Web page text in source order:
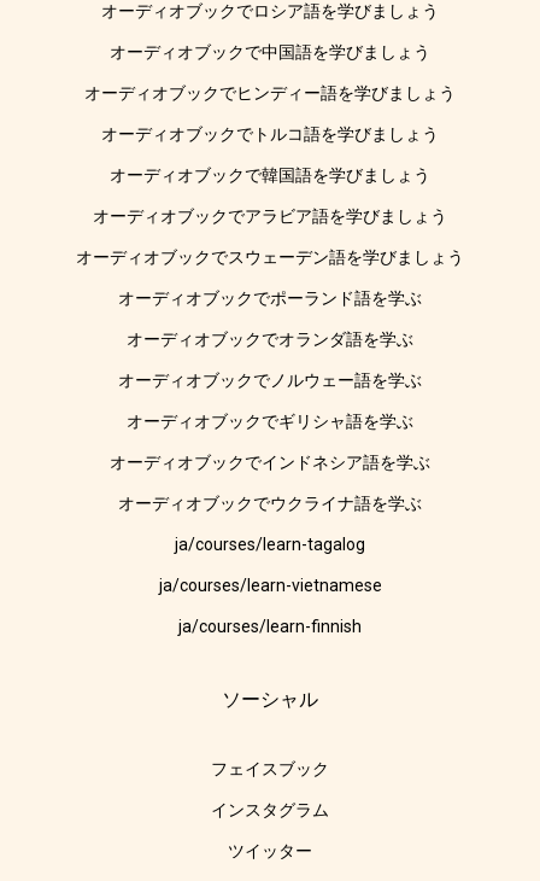
オーディオブックでロシア語を学びましょう
オーディオブックで中国語を学びましょう
オーディオブックでヒンディー語を学びましょう
オーディオブックでトルコ語を学びましょう
オーディオブックで韓国語を学びましょう
オーディオブックでアラビア語を学びましょう
オーディオブックでスウェーデン語を学びましょう
オーディオブックでポーランド語を学ぶ
オーディオブックでオランダ語を学ぶ
オーディオブックでノルウェー語を学ぶ
オーディオブックでギリシャ語を学ぶ
オーディオブックでインドネシア語を学ぶ
オーディオブックでウクライナ語を学ぶ
ja/courses/learn-tagalog
ja/courses/learn-vietnamese
ja/courses/learn-finnish
ソーシャル
フェイスブック
インスタグラム
ツイッター